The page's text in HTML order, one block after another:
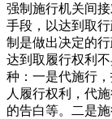
强制施行机关间
手段，以达到取
制是做出决定的
达到取履行权利
种：一是代施行
人履行权利，代
的告白等。二是